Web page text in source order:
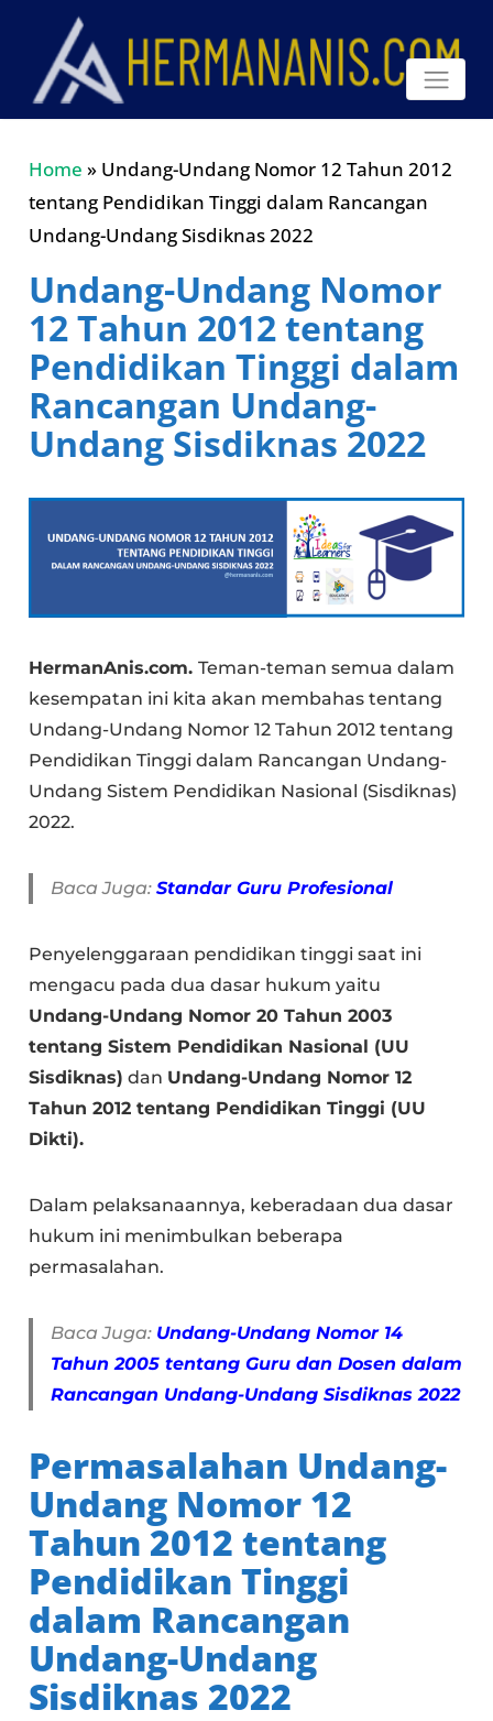
Home » Undang-Undang Nomor 12 Tahun 2012
tentang Pendidikan Tinggi dalam Rancangan
Undang-Undang Sisdiknas 2022
Undang-Undang Nomor
12 Tahun 2012 tentang
Pendidikan Tinggi dalam
Rancangan Undang-
Undang Sisdiknas 2022
HermanAnis.com.Teman-teman semua dalam
kesempatan ini kita akan membahas tentang
Undang-Undang Nomor 12 Tahun 2012 tentang
Pendidikan Tinggi dalam Rancangan Undang-
Undang Sistem Pendidikan Nasional (Sisdiknas)
2022.
Baca Juga:Standar Guru Profesional
Penyelenggaraan pendidikan tinggi saat ini
mengacu pada dua dasar hukum yaitu
Undang-Undang Nomor 20 Tahun 2003
tentang Sistem Pendidikan Nasional (UU
Sisdiknas) dan Undang-Undang Nomor 12
Tahun 2012 tentang Pendidikan Tinggi (UU
Dikti).
Dalam pelaksanaannya, keberadaan dua dasar
hukum ini menimbulkan beberapa
permasalahan.
Baca Juga: Undang-Undang Nomor 14
Tahun 2005 tentang Guru dan Dosen dalam
Rancangan Undang-Undang Sisdiknas 2022
Permasalahan Undang-
Undang Nomor 12
Tahun 2012 tentang
Pendidikan Tinggi
dalam Rancangan
Undang-Undang
Sisdiknas 2022